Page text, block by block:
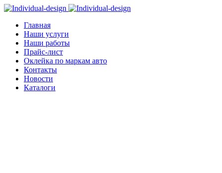
Главная
Наши услуги
Наши работы
Прайс-лист
Оклейка по маркам авто
Контакты
Новости
Каталоги